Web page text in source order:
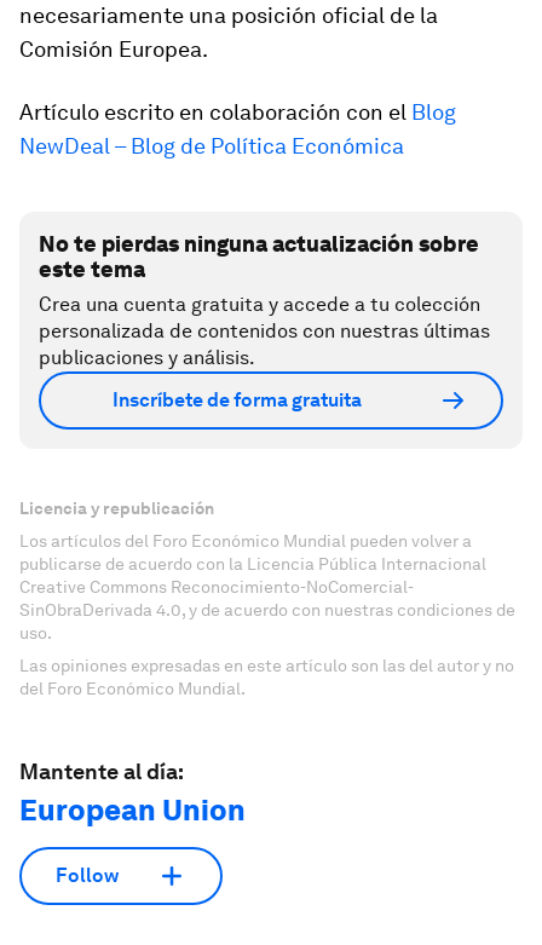
necesariamente una posición oficial de la
Comisión Europea.
Artículo escrito en colaboración con el Blog
NewDeal – Blog de Política Económica
No te pierdas ninguna actualización sobre
este tema
Crea una cuenta gratuita y accede a tu colección
personalizada de contenidos con nuestras últimas
publicaciones y análisis.
Inscríbete de forma gratuita
Licencia y republicación
Los artículos del Foro Económico Mundial pueden volver a
publicarse de acuerdo con la Licencia Pública Internacional
Creative Commons Reconocimiento-NoComercial-
SinObraDerivada 4.0, y de acuerdo con nuestras condiciones de
uso.
Las opiniones expresadas en este artículo son las del autor y no
del Foro Económico Mundial.
Mantente al día:
European Union
Follow